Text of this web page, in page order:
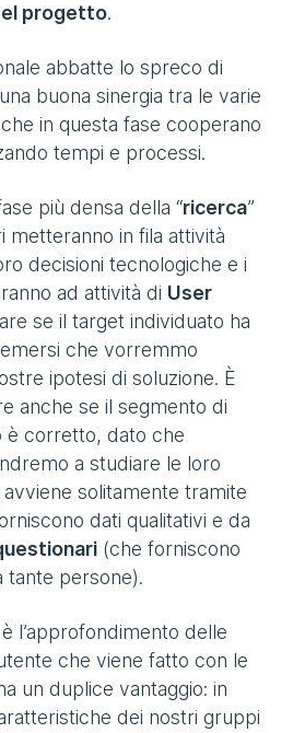
progetto.
abbatte lo spreco di
buona sinergia tra le varie
in questa fase cooperano
tempi e processi.
più densa della “ricerca”
metteranno in fila attività
decisioni tecnologiche e i
ad attività di User
se il target individuato ha
che vorremmo
ipotesi di soluzione. È
anche se il segmento di
è corretto, dato che
a studiare le loro
solitamente tramite
dati qualitativi e da
(che forniscono
tante persone).
l’approfondimento delle
che viene fatto con le
un duplice vantaggio: in
dei nostri gruppi